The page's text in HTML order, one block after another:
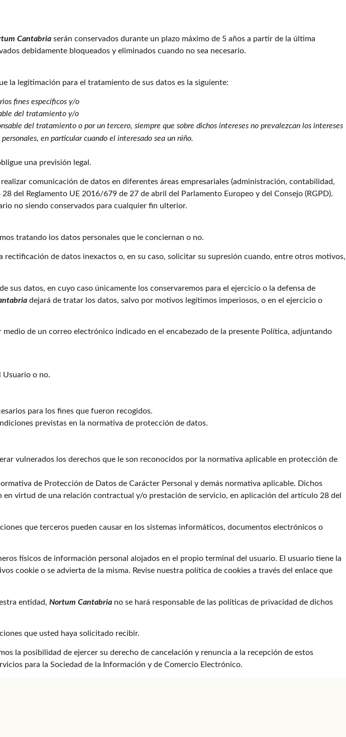
Cantabria serán conservados durante un plazo máximo de 5 años a partir de la última
debidamente bloqueados y eliminados cuando no sea necesario.
la legitimación para el tratamiento de sus datos es la siguiente:
fines específicos y/o
del tratamiento y/o
del tratamiento o por un tercero, siempre que sobre dichos intereses no prevalezcan los intereses
en particular cuando el interesado sea un niño.
una previsión legal.
comunicación de datos en diferentes áreas empresariales (administración, contabilidad,
del Reglamento UE 2016/679 de 27 de abril del Parlamento Europeo y del Consejo (RGPD).
no siendo conservados para cualquier fin ulterior.
tratando los datos personales que le conciernan o no.
rectificación de datos inexactos o, en su caso, solicitar su supresión cuando, entre otros motivos,
datos, en cuyo caso únicamente los conservaremos para el ejercicio o la defensa de
dejará de tratar los datos, salvo por motivos legítimos imperiosos, o en el ejercicio o
de un correo electrónico indicado en el encabezado de la presente Política, adjuntando
Usuario o no.
para los fines que fueron recogidos.
previstas en la normativa de protección de datos.
vulnerados los derechos que le son reconocidos por la normativa aplicable en protección de
de Protección de Datos de Carácter Personal y demás normativa aplicable. Dichos
virtud de una relación contractual y/o prestación de servicio, en aplicación del artículo 28 del
que terceros pueden causar en los sistemas informáticos, documentos electrónicos o
físicos de información personal alojados en el propio terminal del usuario. El usuario tiene la
cookie o se advierta de la misma. Revise nuestra política de cookies a través del enlace que
entidad, Nortum Cantabria no se hará responsable de las políticas de privacidad de dichos
que usted haya solicitado recibir.
la posibilidad de ejercer su derecho de cancelación y renuncia a la recepción de estos
para la Sociedad de la Información y de Comercio Electrónico.